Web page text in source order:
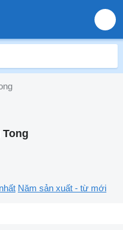
Năm sản xuất - từ mới